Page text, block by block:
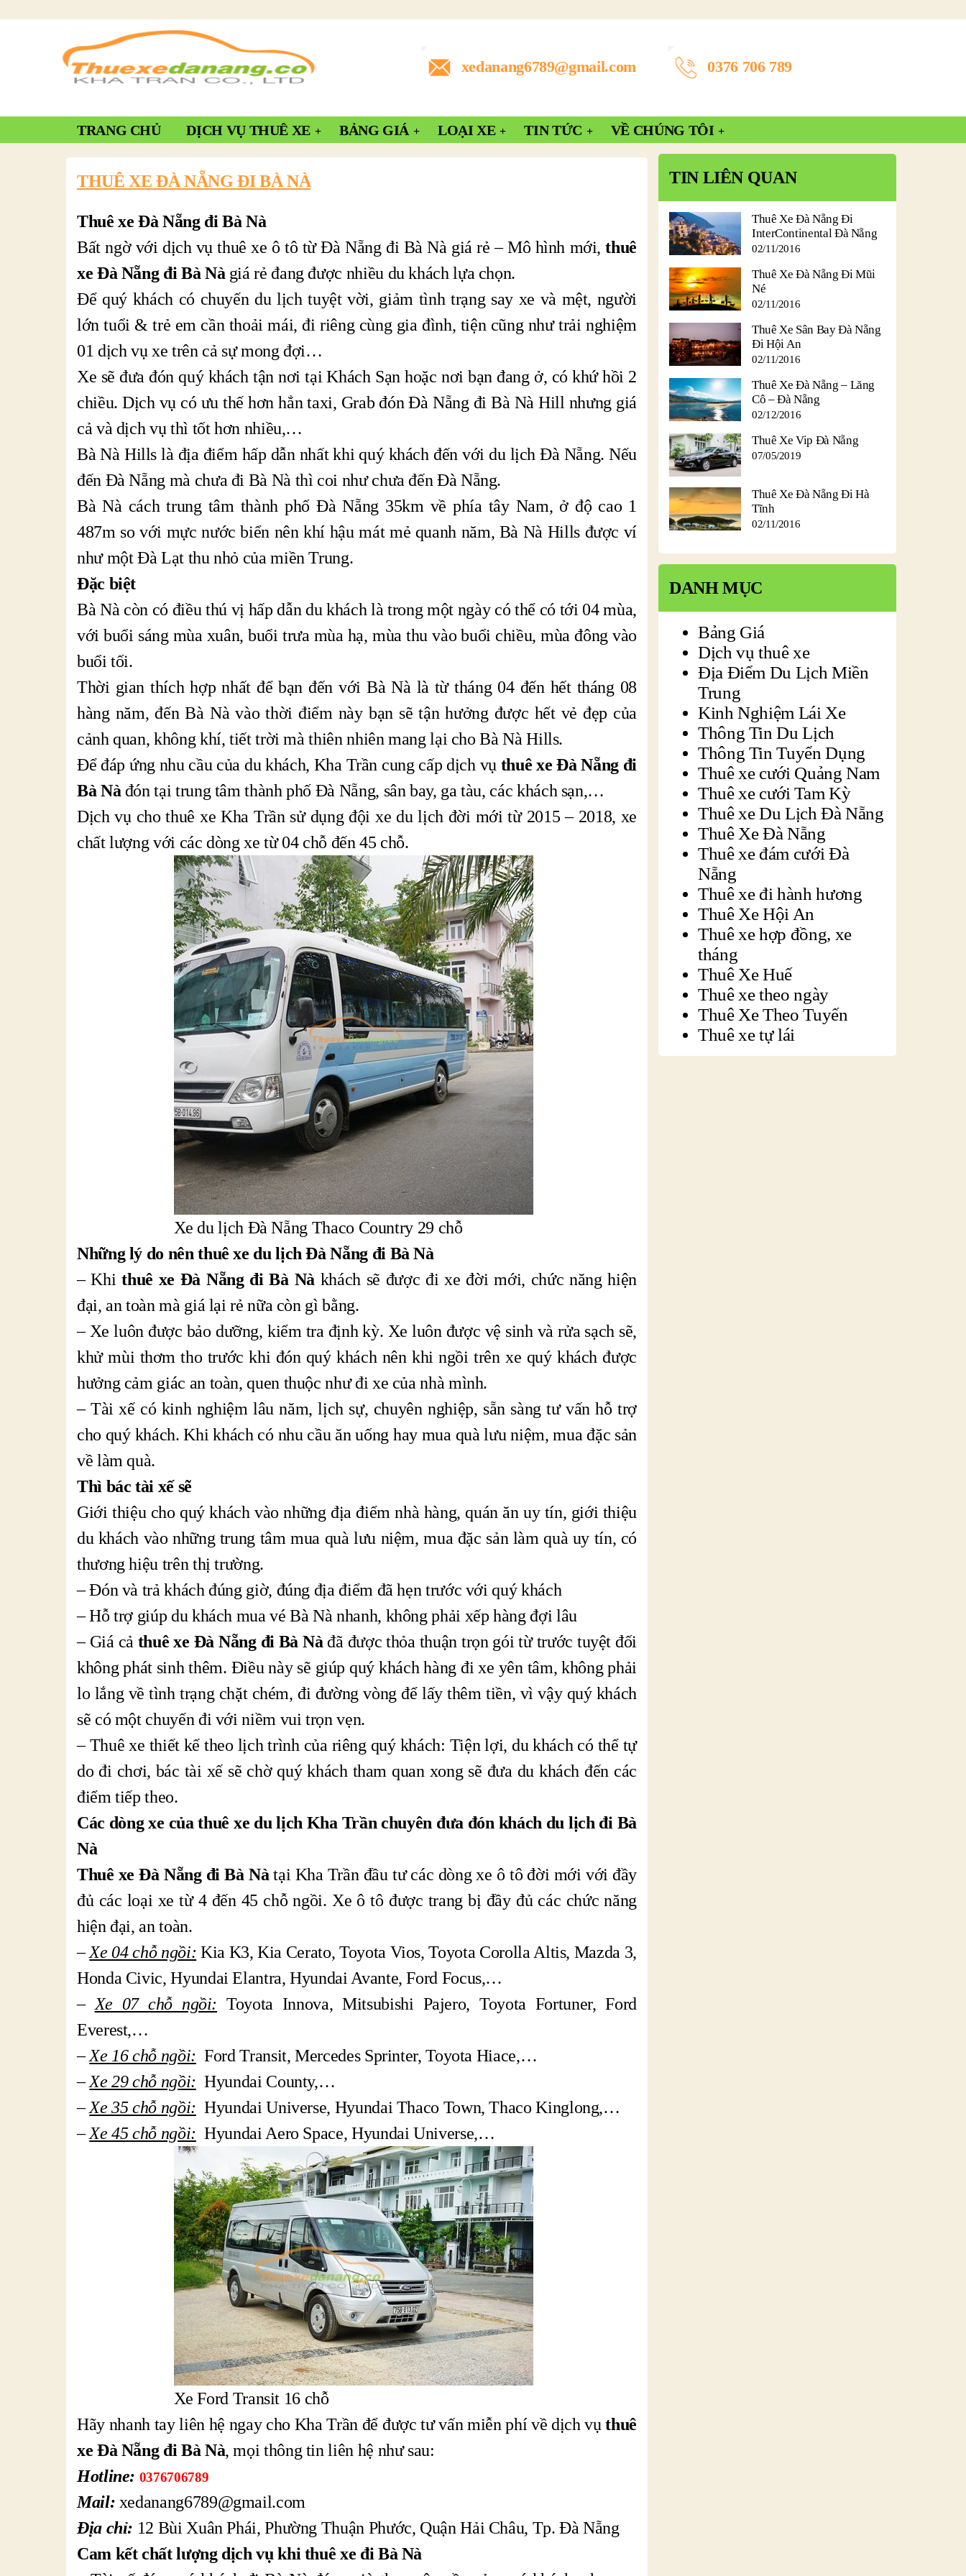
0376 706 789
xedanang6789@gmail.com
TRANG CHỦ DỊCH VỤ THUÊ XE BẢNG GIÁ LOẠI XE TIN TỨC VỀ CHÚNG TÔI
THUÊ XE ĐÀ NẴNG ĐI BÀ NÀ
Thuê xe Đà Nẵng đi Bà Nà
Bất ngờ với dịch vụ thuê xe ô tô từ Đà Nẵng đi Bà Nà giá rẻ – Mô hình mới,thuê
xe Đà Nẵng đi Bà Nà giá rẻ đang được nhiều du khách lựa chọn.
Để quý khách có chuyến du lịch tuyệt vời, giảm tình trạng say xe và mệt, người
lớn tuổi & trẻ em cần thoải mái, đi riêng cùng gia đình, tiện cũng như trải nghiệm
01 dịch vụ xe trên cả sự mong đợi…
Xe sẽ đưa đón quý khách tận nơi tại Khách Sạn hoặc nơi bạn đang ở, có khứ hồi 2
chiều. Dịch vụ có ưu thế hơn hẳn taxi, Grab đón Đà Nẵng đi Bà Nà Hill nhưng giá
cả và dịch vụ thì tốt hơn nhiều,…
Bà Nà Hills là địa điểm hấp dẫn nhất khi quý khách đến với du lịch Đà Nẵng. Nếu
đến Đà Nẵng mà chưa đi Bà Nà thì coi như chưa đến Đà Nẵng.
Bà Nà cách trung tâm thành phố Đà Nẵng 35km về phía tây Nam, ở độ cao 1
487m so với mực nước biển nên khí hậu mát mẻ quanh năm, Bà Nà Hills được ví
như một Đà Lạt thu nhỏ của miền Trung.
Đặc biệt
Bà Nà còn có điều thú vị hấp dẫn du khách là trong một ngày có thể có tới 04 mùa,
với buổi sáng mùa xuân, buổi trưa mùa hạ, mùa thu vào buổi chiều, mùa đông vào
buổi tối.
Thời gian thích hợp nhất để bạn đến với Bà Nà là từ tháng 04 đến hết tháng 08
hàng năm, đến Bà Nà vào thời điểm này bạn sẽ tận hưởng được hết vẻ đẹp của
cảnh quan, không khí, tiết trời mà thiên nhiên mang lại cho Bà Nà Hills.
Để đáp ứng nhu cầu của du khách, Kha Trần cung cấp dịch vụ thuê xe Đà Nẵng đi
Bà Nà đón tại trung tâm thành phố Đà Nẵng, sân bay, ga tàu, các khách sạn,…
Dịch vụ cho thuê xe Kha Trần sử dụng đội xe du lịch đời mới từ 2015 – 2018, xe
chất lượng với các dòng xe từ 04 chỗ đến 45 chỗ.
Xe du lịch Đà Nẵng Thaco Country 29 chỗ
Những lý do nên thuê xe du lịch Đà Nẵng đi Bà Nà
– Khithuê xe Đà Nẵng đi Bà Nà khách sẽ được đi xe đời mới, chức năng hiện
đại, an toàn mà giá lại rẻ nữa còn gì bằng.
– Xe luôn được bảo dưỡng, kiểm tra định kỳ. Xe luôn được vệ sinh và rửa sạch sẽ,
khử mùi thơm tho trước khi đón quý khách nên khi ngồi trên xe quý khách được
hưởng cảm giác an toàn, quen thuộc như đi xe của nhà mình.
– Tài xế có kinh nghiệm lâu năm, lịch sự, chuyên nghiệp, sẵn sàng tư vấn hỗ trợ
cho quý khách. Khi khách có nhu cầu ăn uống hay mua quà lưu niệm, mua đặc sản
về làm quà.
Thì bác tài xế sẽ
Giới thiệu cho quý khách vào những địa điểm nhà hàng, quán ăn uy tín, giới thiệu
du khách vào những trung tâm mua quà lưu niệm, mua đặc sản làm quà uy tín, có
thương hiệu trên thị trường.
– Đón và trả khách đúng giờ, đúng địa điểm đã hẹn trước với quý khách
– Hỗ trợ giúp du khách mua vé Bà Nà nhanh, không phải xếp hàng đợi lâu
– Giá cả thuê xe Đà Nẵng đi Bà Nà đã được thỏa thuận trọn gói từ trước tuyệt đối
không phát sinh thêm. Điều này sẽ giúp quý khách hàng đi xe yên tâm, không phải
lo lắng về tình trạng chặt chém, đi đường vòng để lấy thêm tiền, vì vậy quý khách
sẽ có một chuyến đi với niềm vui trọn vẹn.
– Thuê xe thiết kế theo lịch trình của riêng quý khách: Tiện lợi, du khách có thể tự
do đi chơi, bác tài xế sẽ chờ quý khách tham quan xong sẽ đưa du khách đến các
điểm tiếp theo.
Các dòng xe của thuê xe du lịch Kha Trần chuyên đưa đón khách du lịch đi Bà
Nà
Thuê xe Đà Nẵng đi Bà Nà tại Kha Trần đầu tư các dòng xe ô tô đời mới với đầy
đủ các loại xe từ 4 đến 45 chỗ ngồi. Xe ô tô được trang bị đầy đủ các chức năng
hiện đại, an toàn.
–Xe 04 chỗ ngồi: Kia K3, Kia Cerato, Toyota Vios, Toyota Corolla Altis, Mazda 3,
Honda Civic, Hyundai Elantra, Hyundai Avante, Ford Focus,…
– Xe 07 chỗ ngồi: Toyota Innova, Mitsubishi Pajero, Toyota Fortuner, Ford
Everest,…
–Xe 16 chỗ ngồi: Ford Transit, Mercedes Sprinter, Toyota Hiace,…
–Xe 29 chỗ ngồi: Hyundai County,…
–Xe 35 chỗ ngồi: Hyundai Universe, Hyundai Thaco Town, Thaco Kinglong,…
–Xe 45 chỗ ngồi: Hyundai Aero Space, Hyundai Universe,…
Xe Ford Transit 16 chỗ
Hãy nhanh tay liên hệ ngay cho Kha Trần để được tư vấn miễn phí về dịch vụthuê
xe Đà Nẵng đi Bà Nà, mọi thông tin liên hệ như sau:
Hotline: 0376706789
Mail: xedanang6789@gmail.com
Địa chỉ: 12 Bùi Xuân Phái, Phường Thuận Phước, Quận Hải Châu, Tp. Đà Nẵng
Cam kết chất lượng dịch vụ khi thuê xe đi Bà Nà
TIN LIÊN QUAN
Thuê Xe Đà Nẵng Đi
InterContinental Đà Nẵng
02/11/2016
Thuê Xe Đà Nẵng Đi Mũi
Né
02/11/2016
Thuê Xe Sân Bay Đà Nẵng
Đi Hội An
02/11/2016
Thuê Xe Đà Nẵng – Lăng
Cô – Đà Nẵng
02/12/2016
Thuê Xe Vip Đà Nẵng
07/05/2019
Thuê Xe Đà Nẵng Đi Hà
Tĩnh
02/11/2016
DANH MỤC
Bảng Giá
Dịch vụ thuê xe
Địa Điểm Du Lịch Miền
Trung
Kinh Nghiệm Lái Xe
Thông Tin Du Lịch
Thông Tin Tuyển Dụng
Thuê xe cưới Quảng Nam
Thuê xe cưới Tam Kỳ
Thuê xe Du Lịch Đà Nẵng
Thuê Xe Đà Nẵng
Thuê xe đám cưới Đà
Nẵng
Thuê xe đi hành hương
Thuê Xe Hội An
Thuê xe hợp đồng, xe
tháng
Thuê Xe Huế
Thuê xe theo ngày
Thuê Xe Theo Tuyến
Thuê xe tự lái